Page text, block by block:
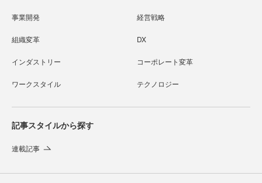
事業開発 経営戦略
組織変革 DX
インダストリー コーポレート変革
ワークスタイル テクノロジー
記事スタイルから探す
連載記事